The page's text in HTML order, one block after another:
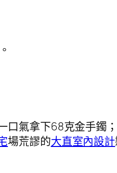
口氣拿下68克金手鐲
場荒謬的大直室內設計